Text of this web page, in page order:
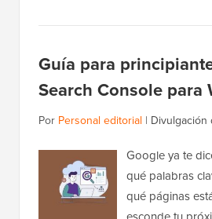
Guía para
Search Console para
Por Personal editorial |
Google ya te
qué palabras
qué páginas